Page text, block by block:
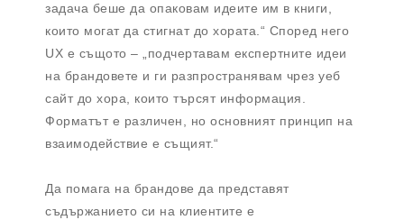
задача беше да опаковам идеите им в книги,
които могат да стигнат до хората.“ Според него
UX е същото – „подчертавам експертните идеи
на брандовете и ги разпространявам чрез уеб
сайт до хора, които търсят информация.
Форматът е различен, но основният принцип на
взаимодействие е същият.“
Да помага на брандове да представят
съдържанието си на клиентите е